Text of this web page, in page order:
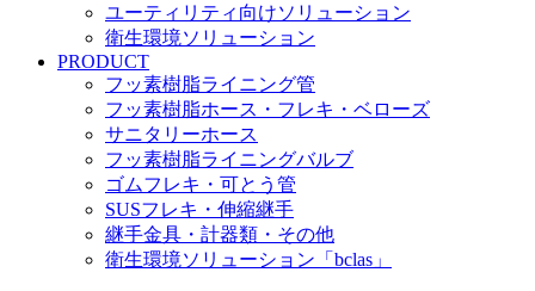
ユーティリティ向けソリューション
衛生環境ソリューション
PRODUCT
フッ素樹脂ライニング管
フッ素樹脂ホース・フレキ・ベローズ
サニタリーホース
フッ素樹脂ライニングバルブ
ゴムフレキ・可とう管
SUSフレキ・伸縮継手
継手金具・計器類・その他
衛生環境ソリューション「bclas」